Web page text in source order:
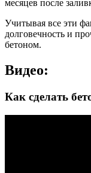
месяцев после
Учитывая все эти
долговечность и
бетоном.
Видео:
Как сделать